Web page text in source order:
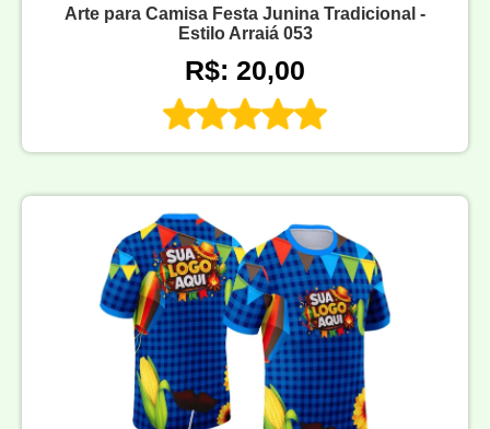
Arte para Camisa Festa Junina Tradicional -
Estilo Arraiá 053
R$: 20,00